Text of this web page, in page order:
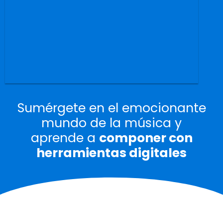
Sumérgete en el emocionante
mundo de la música y
aprende a componer con
herramientas digitales